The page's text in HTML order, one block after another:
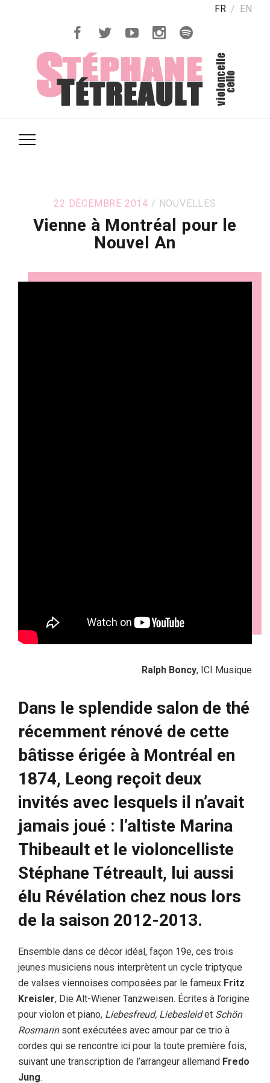
FR EN
22 DÉCEMBRE 2014 NOUVELLES
Vienne à Montréal pour le
Nouvel An
Ralph Boncy, ICI Musique
Dans le splendide salon de thé
récemment rénové de cette
bâtisse érigée à Montréal en
1874, Leong reçoit deux
invités avec lesquels il n’avait
jamais joué : l’altiste Marina
Thibeault et le violoncelliste
Stéphane Tétreault, lui aussi
élu Révélation chez nous lors
de la saison 2012-2013.
Ensemble dans ce décor idéal, façon 19e, ces trois
jeunes musiciens nous interprètent un cycle triptyque
de valses viennoises composées par le fameux Fritz
Kreisler, Die Alt-Wiener Tanzweisen. Écrites à l’origine
pour violon et piano, Liebesfreud, Liebesleidet Schön
Rosmarinsont exécutées avec amour par ce trio à
cordes qui se rencontre ici pour la toute première fois,
suivant une transcription de l’arrangeur allemand Fredo
Jung.